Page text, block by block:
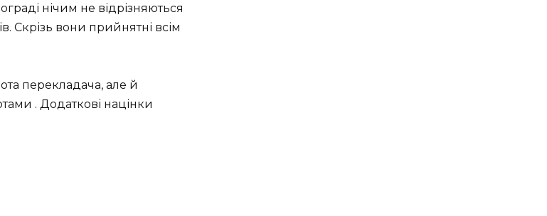
нічим не відрізняються
Скрізь вони прийнятні всім
перекладача, але й
. Додаткові націнки